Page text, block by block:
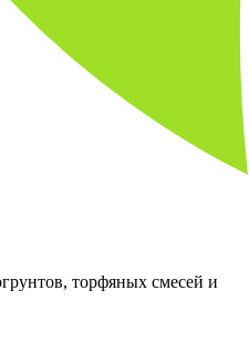
торфяных смесей и